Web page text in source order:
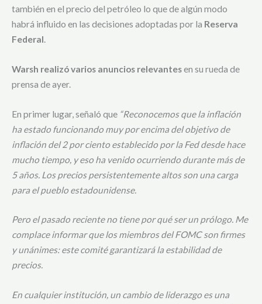
también en el precio del petróleo lo que de algún modo
habrá influido en las decisiones adoptadas por la Reserva
Federal.
Warsh realizó varios anuncios relevantesen su rueda de
prensa de ayer.
En primer lugar, señaló que “Reconocemos que la inflación
ha estado funcionando muy por encima del objetivo de
inflación del 2 por ciento establecido por la Fed desde hace
mucho tiempo, y eso ha venido ocurriendo durante más de
5 años. Los precios persistentemente altos son una carga
para el pueblo estadounidense.
Pero el pasado reciente no tiene por qué ser un prólogo. Me
complace informar que los miembros del FOMC son firmes
y unánimes: este comité garantizará la estabilidad de
precios.
En cualquier institución, un cambio de liderazgo es una